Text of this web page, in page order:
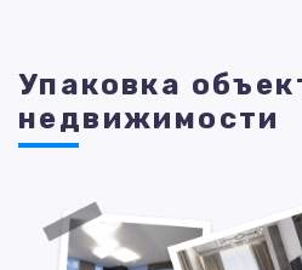
Упаковка
недвижимости